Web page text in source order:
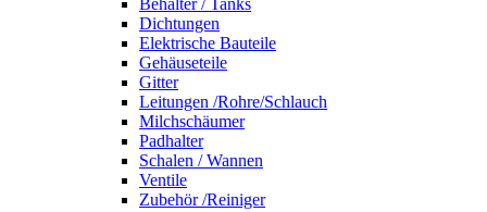
Behälter / Tanks
Dichtungen
Elektrische Bauteile
Gehäuseteile
Gitter
Leitungen /Rohre/Schlauch
Milchschäumer
Padhalter
Schalen / Wannen
Ventile
Zubehör /Reiniger